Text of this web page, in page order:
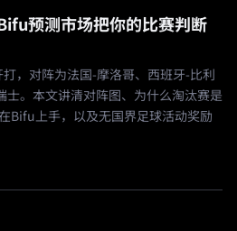
预测市场把你的比赛判断
，对阵为法国-摩洛哥、西班牙-比利
士。本文讲清对阵图、为什么淘汰赛是
Bifu上手，以及无国界足球活动奖励